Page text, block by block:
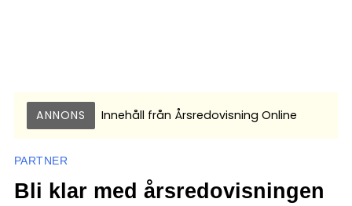
ANNONS Innehåll från Årsredovisning Online
PARTNER
Bli klar med årsredovisningen